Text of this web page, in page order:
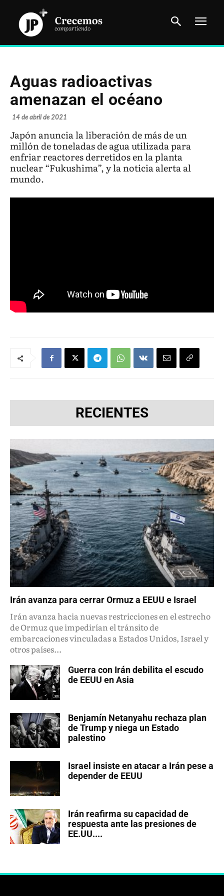
Aguas radioactivas
amenazan el océano
14 de abril de 2021
Japón anuncia la liberación de más de un
millón de toneladas de agua utilizada para
enfriar reactores derretidos en la planta
nuclear “Fukushima”, y la noticia alerta al
mundo.
RECIENTES
Irán avanza para cerrar Ormuz a EEUU e Israel
Irán avanza hacia nuevas restricciones en el estrecho
de Ormuz que impedirían el tránsito de
embarcaciones vinculadas a Estados Unidos, Israel y
otros países...
Guerra con Irán debilita el escudo
de EEUU en Asia
Benjamín Netanyahu rechaza plan
de Trump y niega un Estado
palestino
Israel insiste en atacar a Irán pese a
depender de EEUU
Irán reafirma su capacidad de
respuesta ante las presiones de
EE.UU....